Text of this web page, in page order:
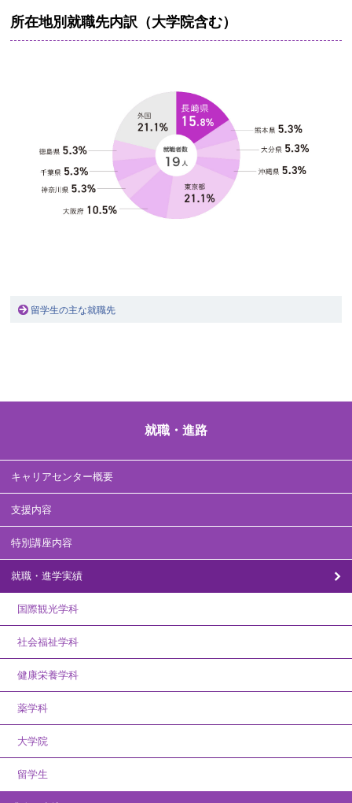
所在地別就職先内訳（大学院含む）
留学生の主な就職先
就職・進路
キャリアセンター概要
支援内容
特別講座内容
就職・進学実績
国際観光学科
社会福祉学科
健康栄養学科
薬学科
大学院
留学生